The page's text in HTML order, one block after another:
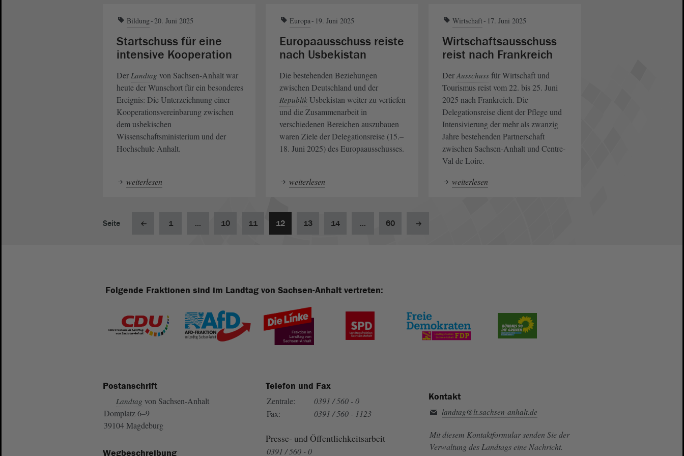
Bildung 20. Juni 2025
Startschuss für eine
intensive Kooperation
Der Landtag von Sachsen-Anhalt war
heute der Wunschort für ein besonderes
Ereignis: Die Unterzeichnung einer
Kooperationsvereinbarung zwischen
dem usbekischen
Wissenschaftsministerium und der
Hochschule Anhalt.
weiterlesen
Europa 19. Juni 2025
Europaausschuss reiste
nach Usbekistan
Die bestehenden Beziehungen
zwischen Deutschland und der
Republik Usbekistan weiter zu vertiefen
und die Zusammenarbeit in
verschiedenen Bereichen auszubauen
waren Ziele der Delegationsreise (15.‒
18. Juni 2025) des Europaausschusses.
weiterlesen
Wirtschaft 17. Juni 2025
Wirtschaftsausschuss
reist nach Frankreich
Der Ausschussfür Wirtschaft und
Tourismus reist vom 22. bis 25. Juni
2025 nach Frankreich. Die
Delegationsreise dient der Pflege und
Intensivierung der mehr als zwanzig
Jahre bestehenden Partnerschaft
zwischen Sachsen-Anhalt und Centre-
Val de Loire.
weiterlesen
Seite 1 ... 10 11 12 13 14 ... 60
Folgende Fraktionen sind im Landtag von Sachsen-Anhalt vertreten:
Postanschrift
Landtag von Sachsen-Anhalt
Domplatz 6–9
39104 Magdeburg
Wegbeschreibung
Telefon und Fax
Zentrale:
0391 / 560 - 0
Fax:
0391 / 560 - 1123
Presse- und Öffentlichkeitsarbeit
0391 / 560 - 0
Kontakt
landtag@lt.sachsen-anhalt.de
Mit diesem Kontaktformular senden Sie der
Verwaltung des Landtags eine Nachricht.